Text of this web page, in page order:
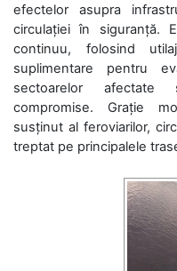
efectelor asupra
circulației în siguranță.
continuu, folosind
suplimentare pentru
sectoarelor afectate
compromise. Grație
susținut al feroviarilor,
treptat pe principalele